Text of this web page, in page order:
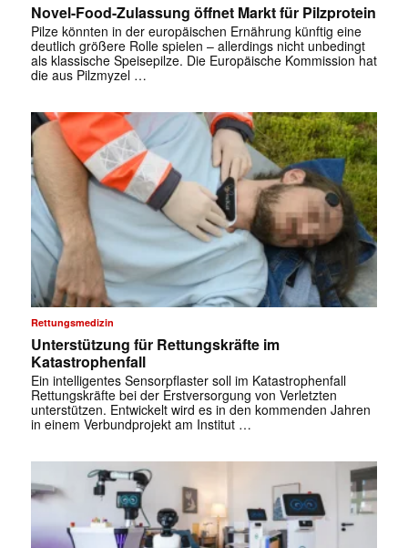
Novel-Food-Zulassung öffnet Markt für Pilzprotein
Pilze könnten in der europäischen Ernährung künftig eine
deutlich größere Rolle spielen – allerdings nicht unbedingt
als klassische Speisepilze. Die Europäische Kommission hat
die aus Pilzmyzel …
Rettungsmedizin
Unterstützung für Rettungskräfte im
Katastrophenfall
Ein intelligentes Sensorpflaster soll im Katastrophenfall
Rettungskräfte bei der Erstversorgung von Verletzten
unterstützen. Entwickelt wird es in den kommenden Jahren
in einem Verbundprojekt am Institut …